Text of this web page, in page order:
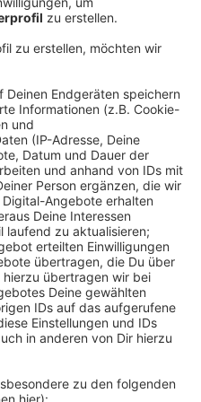
eines
gelernte Bauarbeiter
nach jungen Mädchen
er sie dazu,
17:41
stellte er in
online. Vor Gericht legte
ab. Damit
im Prozess. Das
und blieb mit vier
deutlich unter der